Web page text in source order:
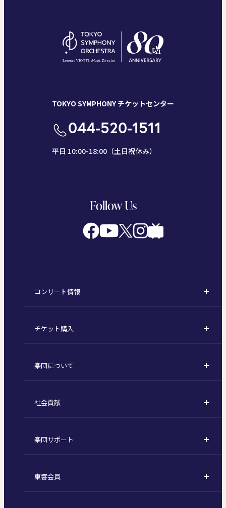
TOKYO SYMPHONY チケットセンター
044-520-1511
平日 10:00-18:00（土日祝休み）
Follow Us
コンサート情報
定期演奏会
東京オペラシティシリーズ
特別演奏会など
その他の公演
チケット購入
定期会員券 / セット券
1回券
楽団について
東京交響楽団とは
指揮者
東響コーラス
社会貢献
川崎市 - フランチャイズ
楽団サポート
ご芳名一覧
東響会員